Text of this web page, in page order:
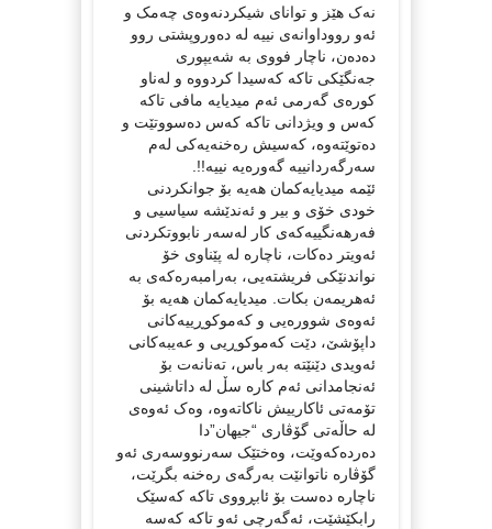
نەک هێز و توانای شیکردنەوەی چەمک و
ئەو رووداوانەی نییە لە دەوروپشتی روو
دەدەن، ناچار فووی بە شەیپوری
جەنگێکی تاکە کەسیدا کردووە و لەناو
کورەی گەرمی ئەم میدیایە مافی تاکە
کەس و ویژدانی تاکە کەس دەسووتێت و
دەتوێتەوە، کەسیش رەخنەیەکی لەم
سەرگەردانییە گەورەیە نییە!!.
ئێمە میدیایەکمان هەیە بۆ جوانکردنی
خودی خۆی و بیر و ئەندێشە سیاسیی و
فەرهەنگییەکەی کار لەسەر نابووتکردنی
ئەویتر دەکات، ناچارە لە پێناوی خۆ
نواندنێکی فریشتەیی، بەرامبەرەکەی بە
ئەهریمەن بکات. میدیایەکمان هەیە بۆ
ئەوەی شوورەیی و کەموکوڕییەکانی
داپۆشێ، دێت کەموکوڕیی و عەیبەکانی
ئەویدی دێنێتە بەر باس، تەنانەت بۆ
ئەنجامدانی ئەم کارە سڵ لە داتاشینی
تۆمەتی ئاکارییش ناکاتەوە، وەک ئەوەی
لە حاڵەتی گۆڤاری “جیهان”دا
دەردەکەوێت، وەختێک سەرنووسەری ئەو
گۆڤارە ناتوانێت بەرگەی رەخنە بگرێت،
ناچارە دەست بۆ ئابڕووی تاکە کەسێک
رابکێشێت، ئەگەرچی ئەو تاکە کەسە